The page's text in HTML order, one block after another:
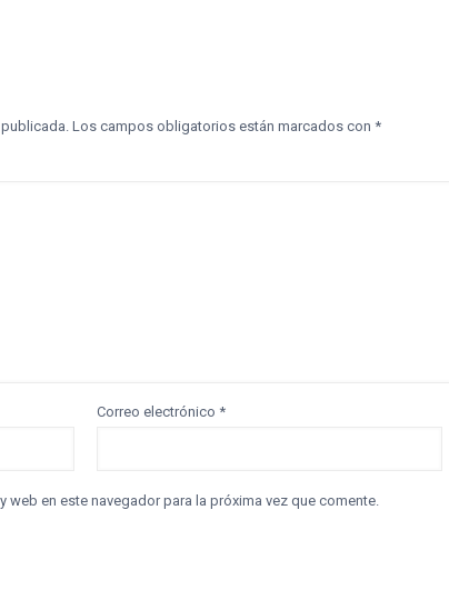
Los campos obligatorios están marcados con *
Correo electrónico *
web en este navegador para la próxima vez que comente.